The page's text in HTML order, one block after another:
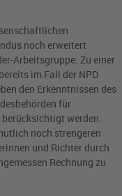
noch erweitert
Arbeitsgruppe. Zu einer
im Fall der NPD
den Erkenntnissen des
für
werden.
noch strengeren
und Richter durch
Rechnung zu